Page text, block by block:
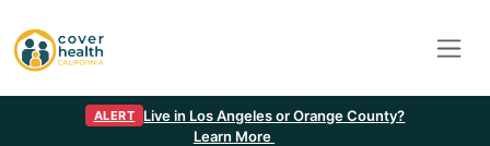
ALERT
Live in Los Angeles or Orange County?
Learn More